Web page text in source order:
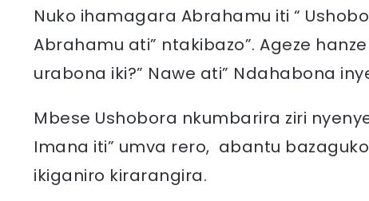
Nuko ihamagara Abrahamu iti “
Abrahamu ati” ntakibazo”. Ageze
urabona iki?” Nawe ati” Ndahabona
Mbese Ushobora nkumbarira ziri
Imana iti” umva rero, abantu
ikiganiro kirarangira.